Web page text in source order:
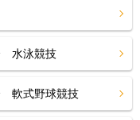
水泳競技
軟式野球競技